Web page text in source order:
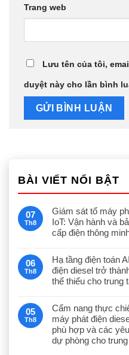
Trang web
Lưu tên của tôi,
duyệt này cho lần bình
BÀI VIẾT NỔI BẬT
07
Th8
Giám sát tổ máy
IoT: Vận hành và
cấp điện thông
06
Th8
Hạ tầng điện toán
điện diesel trở
thể thiếu cho trung
05
Th8
Cẩm nang thực
máy phát điện
phù hợp và các
dự phòng cho